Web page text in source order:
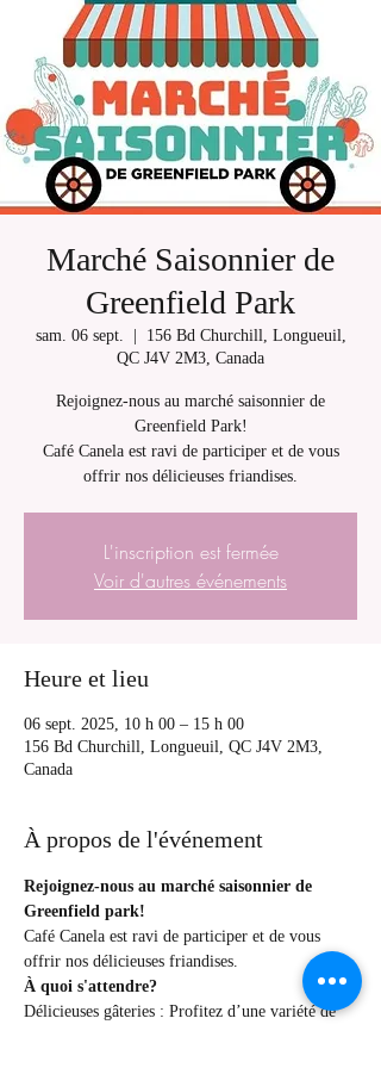
Marché Saisonnier de
Greenfield Park
sam. 06 sept.
156 Bd Churchill, Longueuil,
QC J4V 2M3, Canada
Rejoignez-nous au marché saisonnier de
Greenfield Park!
Café Canela est ravi de participer et de vous
L'inscription est fermée
Voir d'autres événements
Heure et lieu
06 sept. 2025, 10 h 00 – 15 h 00
156 Bd Churchill, Longueuil, QC J4V 2M3,
Canada
À propos de l'événement
Rejoignez-nous au marché saisonnier de
Greenfield park!
Café Canela est ravi de participer et de vous
offrir nos délicieuses friandises.
À quoi s'attendre?
Délicieuses gâteries : Profitez d’une variété de